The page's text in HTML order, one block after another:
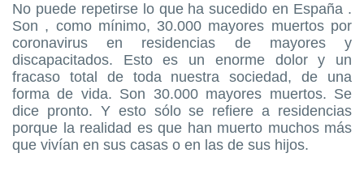
No puede repetirse lo que ha sucedido en España .
Son , como mínimo, 30.000 mayores muertos por
coronavirus en residencias de mayores y
discapacitados. Esto es un enorme dolor y un
fracaso total de toda nuestra sociedad, de una
forma de vida. Son 30.000 mayores muertos. Se
dice pronto. Y esto sólo se refiere a residencias
porque la realidad es que han muerto muchos más
que vivían en sus casas o en las de sus hijos.